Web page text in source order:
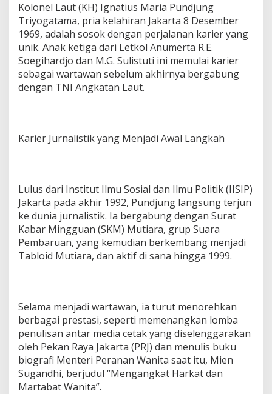
Kolonel Laut (KH) Ignatius Maria Pundjung
Triyogatama, pria kelahiran Jakarta 8 Desember
1969, adalah sosok dengan perjalanan karier yang
unik. Anak ketiga dari Letkol Anumerta R.E.
Soegihardjo dan M.G. Sulistuti ini memulai karier
sebagai wartawan sebelum akhirnya bergabung
dengan TNI Angkatan Laut.
Karier Jurnalistik yang Menjadi Awal Langkah
Lulus dari Institut Ilmu Sosial dan Ilmu Politik (IISIP)
Jakarta pada akhir 1992, Pundjung langsung terjun
ke dunia jurnalistik. Ia bergabung dengan Surat
Kabar Mingguan (SKM) Mutiara, grup Suara
Pembaruan, yang kemudian berkembang menjadi
Tabloid Mutiara, dan aktif di sana hingga 1999.
Selama menjadi wartawan, ia turut menorehkan
berbagai prestasi, seperti memenangkan lomba
penulisan antar media cetak yang diselenggarakan
oleh Pekan Raya Jakarta (PRJ) dan menulis buku
biografi Menteri Peranan Wanita saat itu, Mien
Sugandhi, berjudul “Mengangkat Harkat dan
Martabat Wanita”.